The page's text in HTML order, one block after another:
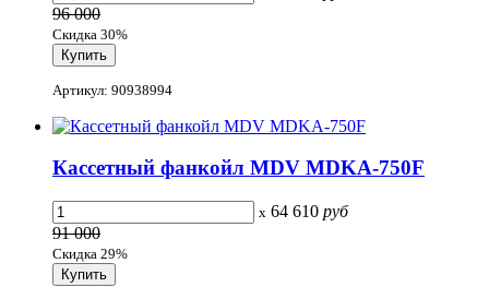
96 000
Скидка 30%
Артикул: 90938994
Кассетный фанкойл MDV MDKA-750F
x 64 610 руб
91 000
Скидка 29%